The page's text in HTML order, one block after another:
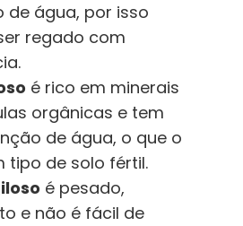
de água, por isso
regado com
é rico em minerais
orgânicas e tem
de água, o que o
tipo de solo fértil.
é pesado,
e não é fácil de